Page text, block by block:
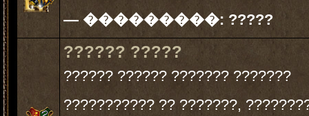
— ���������: ?????
?????? ?????
?????? ?????? ??????? ???????
??????????? ?? ???????,